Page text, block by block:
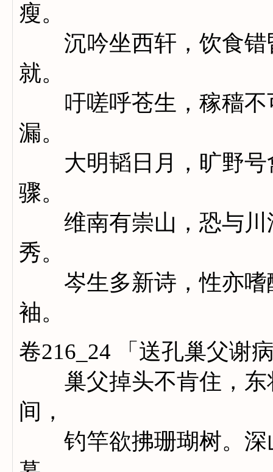
瘦。
沉吟坐西轩，饮食错
就。
吁嗟呼苍生，稼穑不
漏。
大明韬日月，旷野号
骤。
维南有崇山，恐与川
秀。
岑生多新诗，性亦嗜
袖。
卷216_24 「送孔巢父谢
巢父掉头不肯住，东
间，
钓竿欲拂珊瑚树。深